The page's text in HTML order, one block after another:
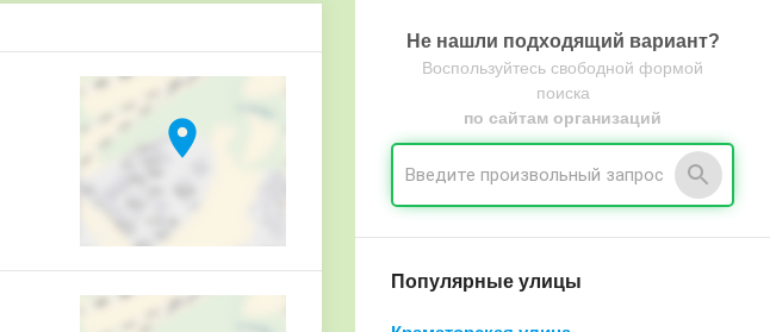
location_on
Не нашли подходящий вариант?
Воспользуйтесь свободной формой
поиска
по сайтам организаций
Популярные улицы